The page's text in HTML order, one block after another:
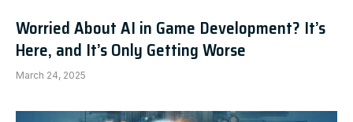
Worried About AI in Game Development? It’s
Here, and It’s Only Getting Worse
March 24, 2025